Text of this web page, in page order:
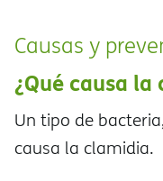
Causas y
¿Qué causa
Un tipo de
causa la clamidia.